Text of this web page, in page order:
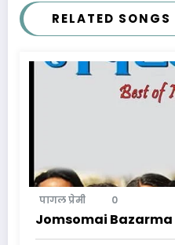
RELATED SONGS
पागल प्रेमी 0
Jomsomai